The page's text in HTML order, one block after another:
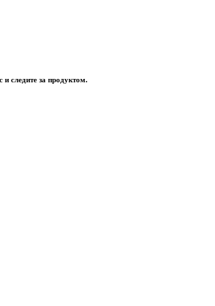
и следите за продуктом.